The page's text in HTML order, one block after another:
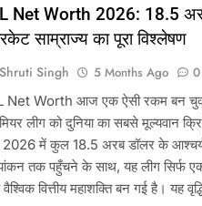
Net Worth 2026: 18.5
साम्राज्य का पूरा विश्लेषण
Shruti Singh 5 Months Ago 0
Net Worth आज एक ऐसी रकम बन
लीग को दुनिया का सबसे मूल्यवान
में कुल 18.5 अरब डॉलर के
तक पहुँचने के साथ, यह लीग सिर्फ
वित्तीय महाशक्ति बन गई है। यह